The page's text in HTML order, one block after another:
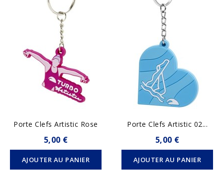
Porte Clefs Artistic Rose
5,00 €
AJOUTER AU PANIER
Porte Clefs Artistic 02...
5,00 €
AJOUTER AU PANIER